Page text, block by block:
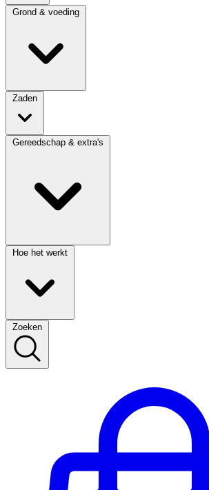
Grond & voeding
Zaden
Gereedschap & extra's
Hoe het werkt
Zoeken